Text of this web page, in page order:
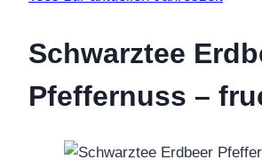
Schwarztee
Pfeffernuss –